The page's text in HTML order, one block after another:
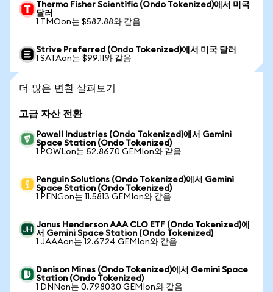
Thermo Fisher Scientific (Ondo Tokenized)에서 미국
달러
1 TMOon는 $587.88와 같음
Strive Preferred (Ondo Tokenized)에서 미국 달러
1 SATAon는 $99.11와 같음
더 많은 변환 살펴보기
고급 자산 전환
Powell Industries (Ondo Tokenized)에서 Gemini
Space Station (Ondo Tokenized)
1 POWLon는 52.8670 GEMIon와 같음
Penguin Solutions (Ondo Tokenized)에서 Gemini
Space Station (Ondo Tokenized)
1 PENGon는 11.5813 GEMIon와 같음
Janus Henderson AAA CLO ETF (Ondo Tokenized)에
서 Gemini Space Station (Ondo Tokenized)
1 JAAAon는 12.6724 GEMIon와 같음
Denison Mines (Ondo Tokenized)에서 Gemini Space
Station (Ondo Tokenized)
1 DNNon는 0.798030 GEMIon와 같음